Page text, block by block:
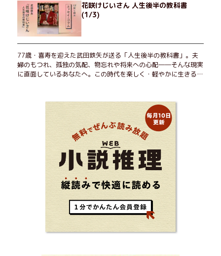
花咲けじいさん 人生後半の教科書
(1/3)
77歳・喜寿を迎えた武田鉄矢が送る「人生後半の教科書」。夫
婦のもつれ、孤独の気配、物忘れや将来への心配――そんな現実
に直面しているあなたへ。この時代を楽しく・軽やかに生きるヒ
ら！ 読むだけで前向きになれる一冊。